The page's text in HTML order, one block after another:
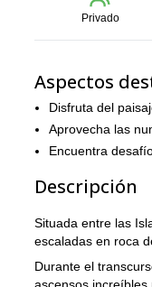
Privado
Aspectos
Disfruta del
Aprovecha las
Encuentra
Descripción
Situada entre las
escaladas en roca
Durante el